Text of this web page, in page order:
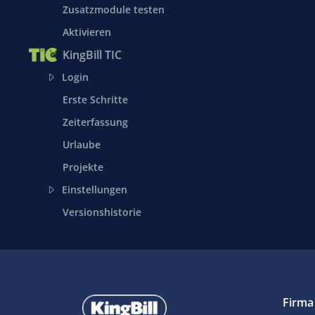
Zusatzmodule testen
Aktivieren
KingBill TIC
Login
Erste Schritte
Zeiterfassung
Urlaube
Projekte
Einstellungen
Versionshistorie
Firma